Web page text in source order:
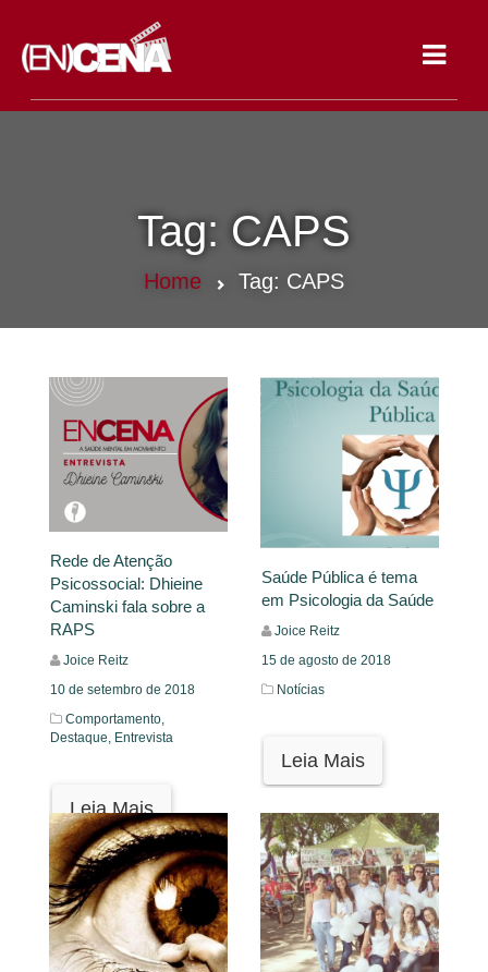
Tag: CAPS
Home Tag: CAPS
Rede de Atenção
Psicossocial: Dhieine
Caminski fala sobre a
RAPS
Joice Reitz
10 de setembro de 2018
Comportamento,
Destaque, Entrevista
Leia Mais
Saúde Pública é tema
em Psicologia da Saúde
Joice Reitz
15 de agosto de 2018
Notícias
Leia Mais